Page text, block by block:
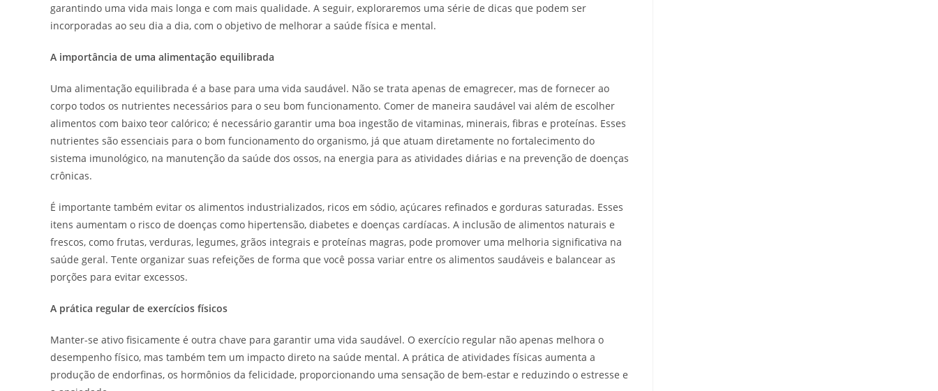
garantindo uma vida mais longa e com mais qualidade. A seguir, exploraremos uma série de dicas que podem ser
incorporadas ao seu dia a dia, com o objetivo de melhorar a saúde física e mental.
A importância de uma alimentação equilibrada
Uma alimentação equilibrada é a base para uma vida saudável. Não se trata apenas de emagrecer, mas de fornecer ao
corpo todos os nutrientes necessários para o seu bom funcionamento. Comer de maneira saudável vai além de escolher
alimentos com baixo teor calórico; é necessário garantir uma boa ingestão de vitaminas, minerais, fibras e proteínas. Esses
nutrientes são essenciais para o bom funcionamento do organismo, já que atuam diretamente no fortalecimento do
sistema imunológico, na manutenção da saúde dos ossos, na energia para as atividades diárias e na prevenção de doenças
crônicas.
É importante também evitar os alimentos industrializados, ricos em sódio, açúcares refinados e gorduras saturadas. Esses
itens aumentam o risco de doenças como hipertensão, diabetes e doenças cardíacas. A inclusão de alimentos naturais e
frescos, como frutas, verduras, legumes, grãos integrais e proteínas magras, pode promover uma melhoria significativa na
saúde geral. Tente organizar suas refeições de forma que você possa variar entre os alimentos saudáveis e balancear as
porções para evitar excessos.
A prática regular de exercícios físicos
Manter-se ativo fisicamente é outra chave para garantir uma vida saudável. O exercício regular não apenas melhora o
desempenho físico, mas também tem um impacto direto na saúde mental. A prática de atividades físicas aumenta a
produção de endorfinas, os hormônios da felicidade, proporcionando uma sensação de bem-estar e reduzindo o estresse e